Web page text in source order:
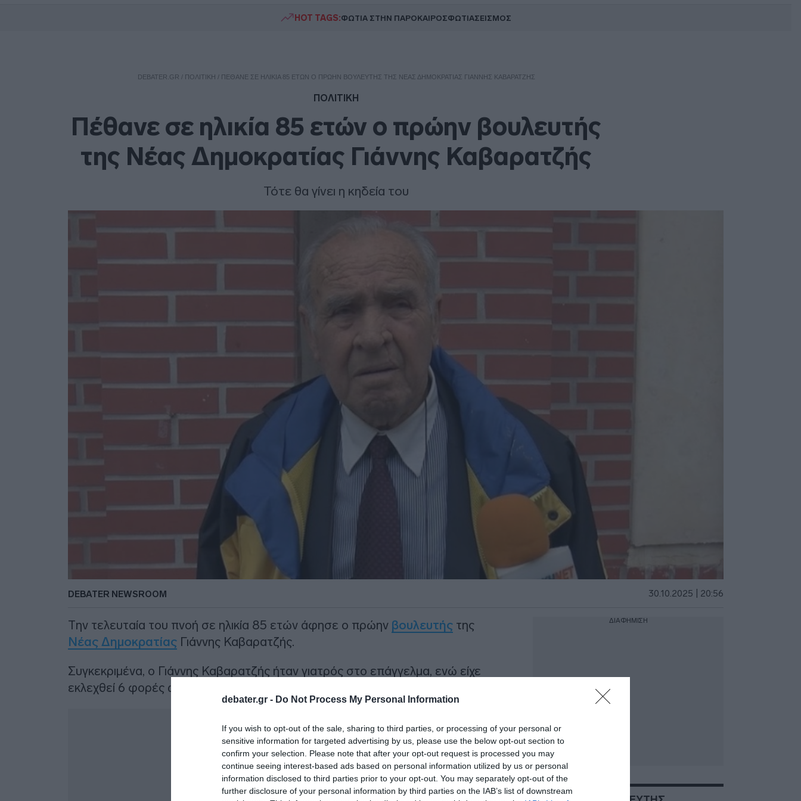
debater.gr - Do Not Process My Personal Information
If you wish to opt-out of the sale, sharing to third parties, or processing of your personal or
sensitive information for targeted advertising by us, please use the below opt-out section to
confirm your selection. Please note that after your opt-out request is processed you may
continue seeing interest-based ads based on personal information utilized by us or personal
information disclosed to third parties prior to your opt-out. You may separately opt-out of the
further disclosure of your personal information by third parties on the IAB’s list of downstream
HOT TAGS:ΦΩΤΙΑ ΣΤΗΝ ΠΑΡΟΚΑΙΡΟΣΦΩΤΙΑΣΕΙΣΜΟΣ
DEBATER.GR / ΠΟΛΙΤΙΚΗ / ΠΈΘΑΝΕ ΣΕ ΗΛΙΚΊΑ 85 ΕΤΏΝ Ο ΠΡΏΗΝ ΒΟΥΛΕΥΤΉΣ ΤΗΣ ΝΈΑΣ ΔΗΜΟΚΡΑΤΊΑΣ ΓΙΆΝΝΗΣ ΚΑΒΑΡΑΤΖΉΣ
ΠΟΛΙΤΙΚΗ
Πέθανε σε ηλικία 85 ετών ο πρώην βουλευτής
της Νέας Δημοκρατίας Γιάννης Καβαρατζής
Τότε θα γίνει η κηδεία του
DEBATER NEWSROOM 30.10.2025 | 20:56
Την τελευταία του πνοή σε ηλικία 85 ετών άφησε ο πρώην βουλευτής της
Νέας Δημοκρατίας Γιάννης Καβαρατζής.
Συγκεκριμένα, ο Γιάννης Καβαρατζής ήταν γιατρός στο επάγγελμα, ενώ είχε
εκλεχθεί 6 φορές ως βουλευτής με τη Νέα Δημοκρατία.
ΔΙΑΦΗΜΙΣΗ